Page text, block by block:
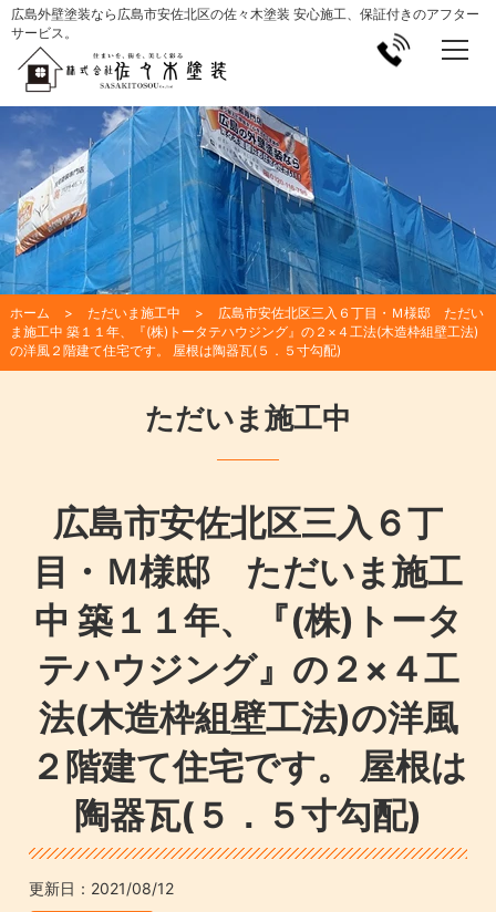
広島外壁塗装なら広島市安佐北区の佐々木塗装 安心施工、保証付きのアフター
サービス。
ホーム ただいま施工中
広島市安佐北区三入６丁目・Ｍ様邸 ただい
ま施工中 築１１年、『(株)トータテハウジング』の２×４工法(木造枠組壁工法)
の洋風２階建て住宅です。 屋根は陶器瓦(５．５寸勾配)
ただいま施工中
広島市安佐北区三入６丁
目・Ｍ様邸 ただいま施工
中 築１１年、『(株)トータ
テハウジング』の２×４工
法(木造枠組壁工法)の洋風
２階建て住宅です。 屋根は
陶器瓦(５．５寸勾配)
更新日： 2021/08/12